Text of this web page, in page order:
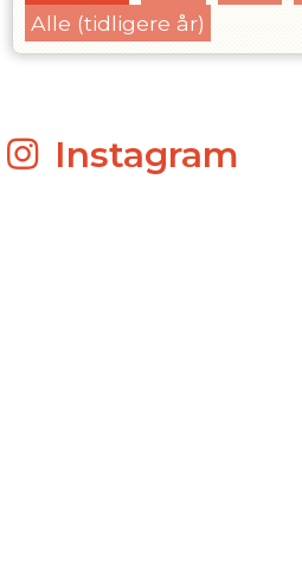
Alle (tidligere år)
Instagram